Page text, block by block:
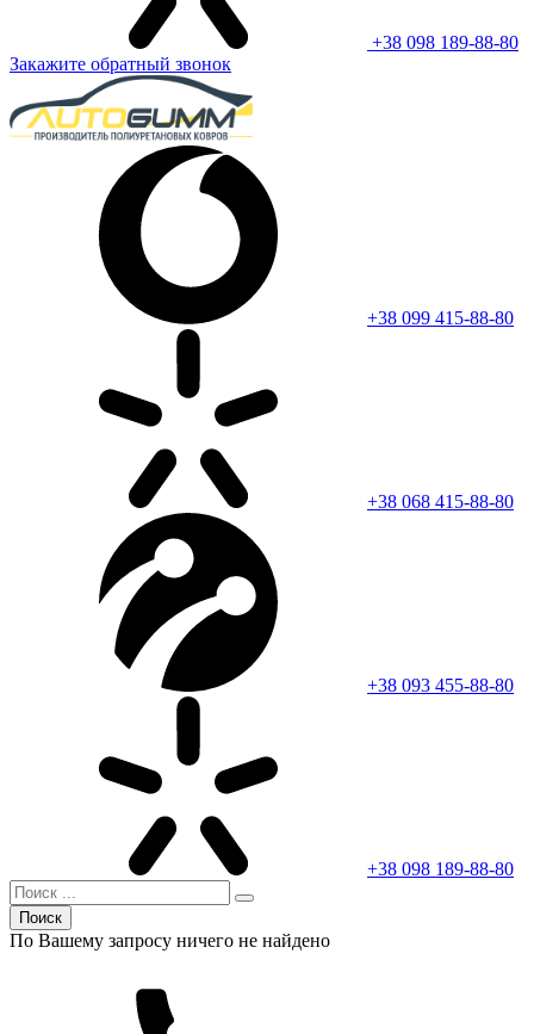
+38 098 189-88-80
Закажите обратный звонок
+38 099 415-88-80
+38 068 415-88-80
+38 093 455-88-80
+38 098 189-88-80
Поиск
По Вашему запросу ничего не найдено